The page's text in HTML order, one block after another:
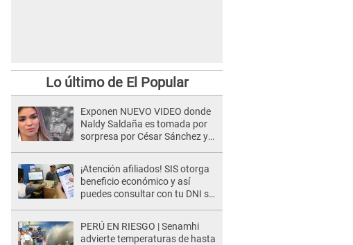
Lo último de El Popular
Exponen NUEVO VIDEO donde
Naldy Saldaña es tomada por
sorpresa por César Sánchez y
¡Atención afiliados! SIS otorga
beneficio económico y así
puedes consultar con tu DNI si
PERÚ EN RIESGO | Senamhi
advierte temperaturas de hasta